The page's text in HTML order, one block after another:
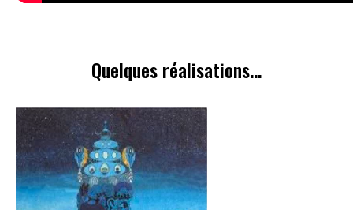
Quelques réalisations...